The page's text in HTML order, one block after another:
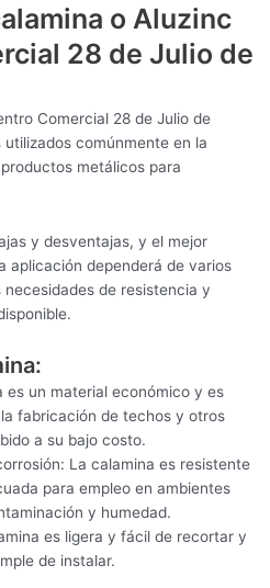
o Aluzinc
28 de Julio de
Comercial 28 de Julio de
comúnmente en la
metálicos para
y desventajas, y el mejor
aplicación dependerá de varios
de resistencia y
es un material económico y es
fabricación de techos y otros
a su bajo costo.
La calamina es resistente
para empleo en ambientes
y humedad.
es ligera y fácil de recortar y
de instalar.